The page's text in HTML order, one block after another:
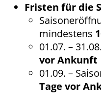
Fristen für die
mindestens
01.07. –
vor Ankunft
01.09. –
Tage vor